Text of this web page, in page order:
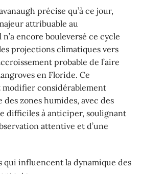
précise qu’à ce jour,
attribuable au
encore bouleversé ce cycle
projections climatiques vers
probable de l’aire
en Floride. Ce
considérablement
des zones humides, avec des
difficiles à anticiper, soulignant
attentive et d’une
qui influencent la dynamique des